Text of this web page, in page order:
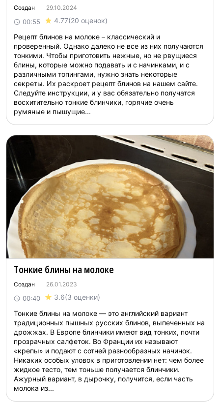
Создан 29.10.2024
00:55 4.77(20 оценок)
Рецепт блинов на молоке – классический и
проверенный. Однако далеко не все из них получаются
тонкими. Чтобы приготовить нежные, но не рвущиеся
блины, которые можно подавать и с начинками, и с
различными топингами, нужно знать некоторые
секреты. Их раскроет рецепт блинов на нашем сайте.
Следуйте инструкции, и у вас обязательно получатся
восхитительно тонкие блинчики, горячие очень
румяные и пышущие...
Тонкие блины на молоке
Создан 26.01.2023
00:40 3.6(3 оценки)
Тонкие блины на молоке — это английский вариант
традиционных пышных русских блинов, выпеченных на
дрожжах. В Европе блинчики имеют вид тонких, почти
прозрачных салфеток. Во Франции их называют
«крепы» и подают с сотней разнообразных начинок.
Никаких особых уловок в приготовлении нет: чем более
жидкое тесто, тем тоньше получается блинчики.
Ажурный вариант, в дырочку, получится, если часть
молока из...